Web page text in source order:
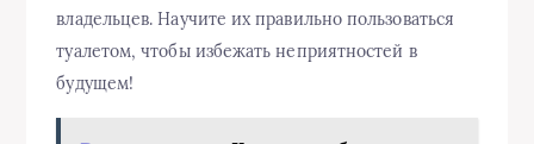
владельцев. Научите их правильно пользоваться
туалетом, чтобы избежать неприятностей в
будущем!